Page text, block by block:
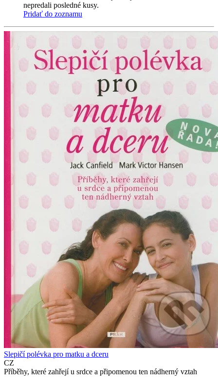
nepredali posledné kusy.
Pridať do zoznamu
Slepičí polévka pro matku a dceru
CZ
Příběhy, které zahřejí u srdce a připomenou ten nádherný vztah